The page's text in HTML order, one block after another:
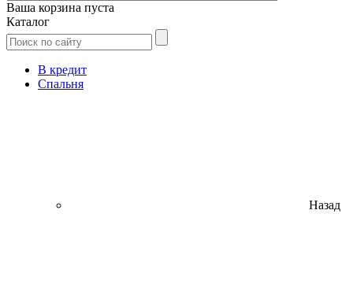
Ваша корзина пуста
Каталог
В кредит
Спальня
Назад